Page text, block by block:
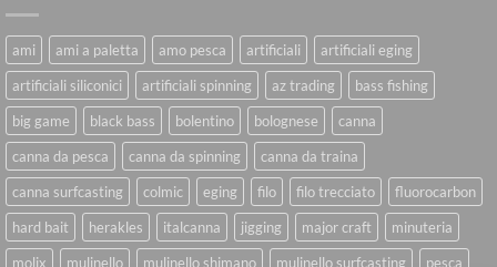
ami ami a paletta amo pesca artificiali
artificiali eging
artificiali siliconici
artificiali spinning az trading
bass fishing
big game
black bass bolentino bolognese
canna
canna da pesca
canna da spinning
canna da traina
canna surfcasting
colmic eging filo filo trecciato
fluorocarbon
hard bait
herakles italcanna jigging major craft
minuteria
molix
mulinello mulinello shimano mulinello surfcasting pesca